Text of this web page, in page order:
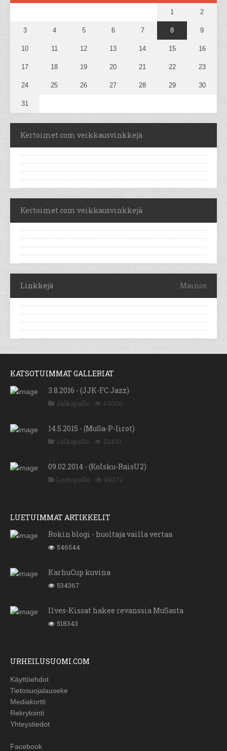
1 2
3 4 5 6 7 8 9
10 11 12 13 14 15 16
17 18 19 20 21 22 23
24 25 26 27 28 29 30
31
Kertoimet.com veikkausvinkkejä
Kertoimet.com veikkausvinkkejä
Linkkejä Mainos
KATSOTUIMMAT GALLERIAT
3.8.2016 - (JJK-FC Jazz)
Jalkapallo 65000
14.5.2015 - (MuSa-P-Iirot)
Jalkapallo 52433
09.02.2014 - (KoIsku-RaisU2)
Lentopallo 49272
LUETUIMMAT ARTIKKELIT
Rokin blogi - huoltaja vailla vertaa
546544
KarhuCup kuvina
534367
Ilves-Kissat hakee revanssia MuSasta
518343
URHEILUSUOMI.COM
Käyttöehdot
Tietosuojalauseke
Mediakortti
Rekrytointi
Yhteystiedot
Facebook